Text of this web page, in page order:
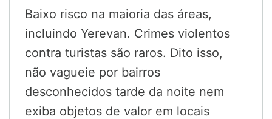
Baixo risco na maioria das áreas,
incluindo Yerevan. Crimes violentos
contra turistas são raros. Dito isso,
não vagueie por bairros
desconhecidos tarde da noite nem
exiba objetos de valor em locais